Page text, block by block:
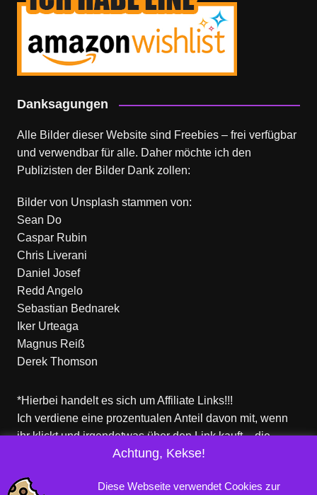
Danksagungen
Alle Bilder dieser Website sind Freebies – frei verfügbar
und verwendbar für alle. Daher möchte ich den
Publizisten der Bilder Dank zollen:
Bilder von Unsplash stammen von:
Sean Do
Caspar Rubin
Chris Liverani
Daniel Josef
Redd Angelo
Sebastian Bednarek
Iker Urteaga
Magnus Reiß
Derek Thomson
*Hierbei handelt es sich um Affiliate Links!!!
Ich verdiene eine prozentualen Anteil davon mit, wenn
ihr klickt und irgendetwas über den Link kauft – die
Produkte dort sind aber nicht von mir!
Achtung, Kekse!
Diese Webseite verwendet Cookies zur